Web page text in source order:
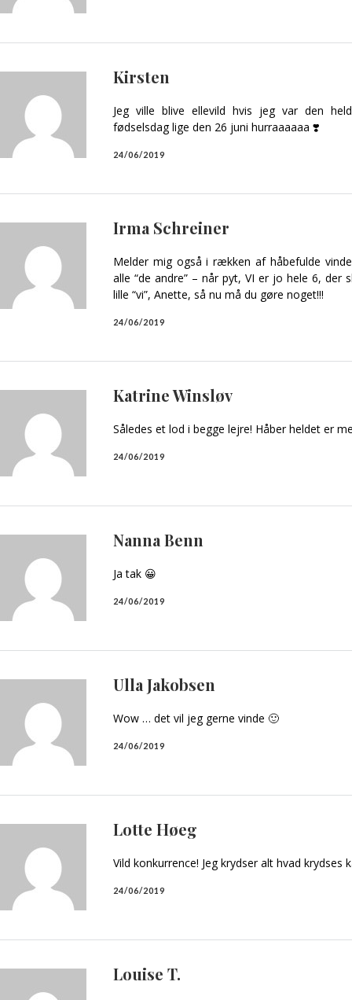
Kirsten
Jeg ville blive ellevild hvis jeg var den
fødselsdag lige den 26 juni hurraaaaaa ❣️
24/06/2019
Irma Schreiner
Melder mig også i rækken af håbefulde
alle “de andre” – når pyt, VI er jo hele 6,
lille “vi”, Anette, så nu må du gøre noget!!!
24/06/2019
Katrine Winsløv
Således et lod i begge lejre! Håber heldet er
24/06/2019
Nanna Benn
Ja tak 😀
24/06/2019
Ulla Jakobsen
Wow … det vil jeg gerne vinde 🙂
24/06/2019
Lotte Høeg
Vild konkurrence! Jeg krydser alt hvad krydses
24/06/2019
Louise T.